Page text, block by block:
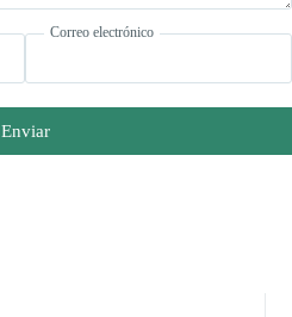
Correo electrónico
Enviar